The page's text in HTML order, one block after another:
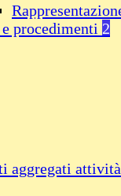
procedimenti 2
aggregati